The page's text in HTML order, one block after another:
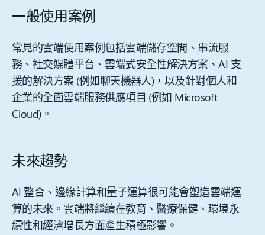
一般使用案例
常見的雲端使用案例包括雲端儲存空間、串流服
務、社交媒體平台、雲端式安全性解決方案、AI 支
援的解決方案 (例如聊天機器人)，以及針對個人和
企業的全面雲端服務供應項目 (例如 Microsoft
Cloud)。
未來趨勢
AI 整合、邊緣計算和量子運算很可能會塑造雲端運
算的未來。雲端將繼續在教育、醫療保健、環境永
續性和經濟增長方面產生積極影響。